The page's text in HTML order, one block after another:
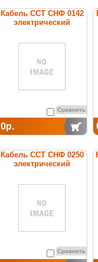
Кабель ССТ СНФ 0142
электрический
Сравнить
0р.
Кабель ССТ СНФ 0250
электрический
Сравнить